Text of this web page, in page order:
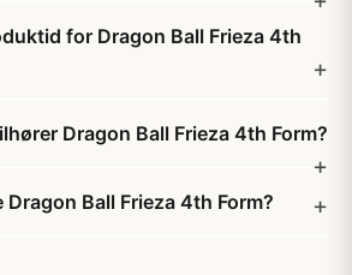
for Dragon Ball Frieza 4th
Dragon Ball Frieza 4th Form?
Ball Frieza 4th Form?